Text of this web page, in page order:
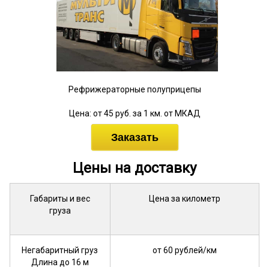
Рефрижераторные полуприцепы
Цена: от 45 руб. за 1 км. от МКАД
Заказать
Цены на доставку
Габариты и вес
груза
Цена за километр
Негабаритный груз
Длина до 16 м
от 60 рублей/км